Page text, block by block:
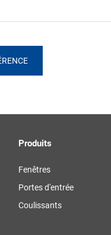
Produits
Fenêtres
Portes d'entrée
Coulissants